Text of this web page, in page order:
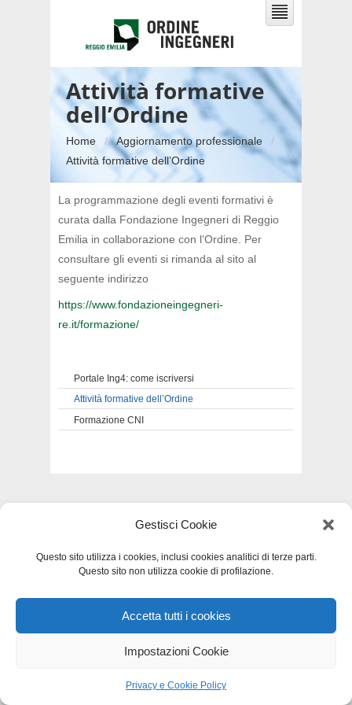
Gestisci Cookie
Questo sito utilizza i cookies, inclusi cookies analitici di terze parti.
Questo sito non utilizza cookie di profilazione.
Accetta tutti i cookies
Impostazioni Cookie
Privacy e Cookie Policy
Attività formative
dell’Ordine
Home
Aggiornamento professionale
Attività formative dell’Ordine
La programmazione degli eventi formativi è
curata dalla Fondazione Ingegneri di Reggio
Emilia in collaborazione con l’Ordine. Per
consultare gli eventi si rimanda al sito al
seguente indirizzo
https://www.fondazioneingegneri-
re.it/formazione/
Portale Ing4: come iscriversi
Attività formative dell’Ordine
Formazione CNI
accessibilità-Mappa del sito